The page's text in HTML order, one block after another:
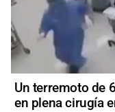
Un terremoto de
en plena cirugía